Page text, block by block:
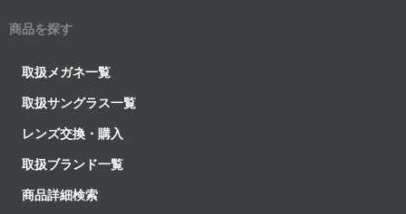
商品を探す
取扱メガネ一覧
取扱サングラス一覧
レンズ交換・購入
取扱ブランド一覧
商品詳細検索